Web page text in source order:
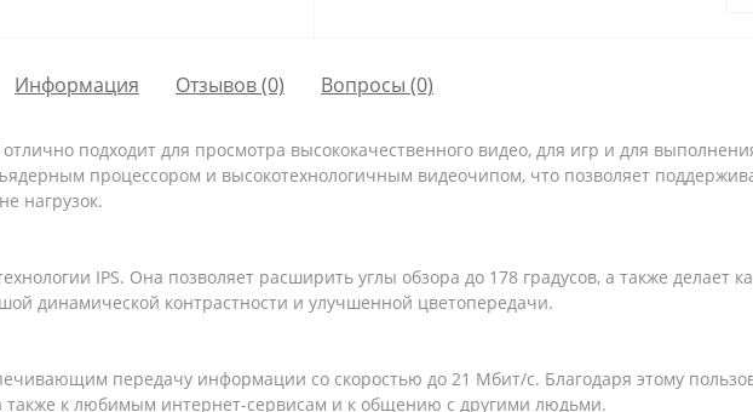
Информация Отзывов (0) Вопросы (0)
подходит для просмотра высококачественного видео, для игр и для
процессором и высокотехнологичным видеочипом, что позволяет
нагрузок.
IPS. Она позволяет расширить углы обзора до 178 градусов, а также делает
динамической контрастности и улучшенной цветопередачи.
передачу информации со скоростью до 21 Мбит/с. Благодаря этому
также к любимым интернет-сервисам и к общению с другими людьми.